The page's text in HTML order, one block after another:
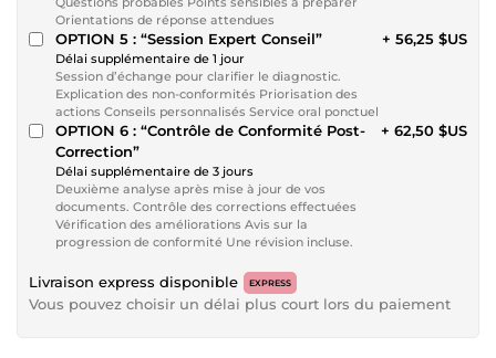
Orientations de réponse attendues
OPTION 5 : “Session Expert Conseil”
Délai supplémentaire de 1 jour
Session d’échange pour clarifier le diagnostic.
Explication des non-conformités Priorisation des
actions Conseils personnalisés Service oral ponctuel
+ 56,25 $US
OPTION 6 : “Contrôle de Conformité Post-
Correction”
Délai supplémentaire de 3 jours
Deuxième analyse après mise à jour de vos
documents. Contrôle des corrections effectuées
Vérification des améliorations Avis sur la
progression de conformité Une révision incluse.
+ 62,50 $US
Livraison express disponible EXPRESS
Vous pouvez choisir un délai plus court lors du paiement